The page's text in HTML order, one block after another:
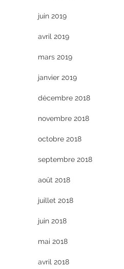
juin 2019
avril 2019
mars 2019
janvier 2019
décembre 2018
novembre 2018
octobre 2018
septembre 2018
août 2018
juillet 2018
juin 2018
mai 2018
avril 2018